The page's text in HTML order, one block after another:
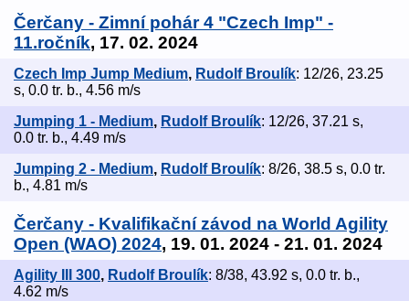
Čerčany - Zimní pohár 4 "Czech Imp" -
11.ročník, 17. 02. 2024
Czech Imp Jump Medium, Rudolf Broulík: 12/26, 23.25
s, 0.0 tr. b., 4.56 m/s
Jumping 1 - Medium, Rudolf Broulík: 12/26, 37.21 s,
0.0 tr. b., 4.49 m/s
Jumping 2 - Medium, Rudolf Broulík: 8/26, 38.5 s, 0.0 tr.
b., 4.81 m/s
Čerčany - Kvalifikační závod na World Agility
Open (WAO) 2024, 19. 01. 2024 - 21. 01. 2024
Agility III 300, Rudolf Broulík: 8/38, 43.92 s, 0.0 tr. b.,
4.62 m/s